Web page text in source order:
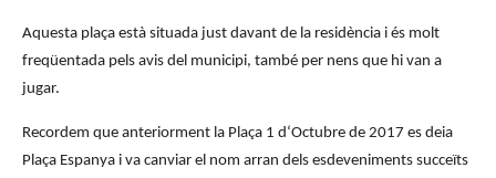
Aquesta plaça està situada just davant de la residència i és molt
freqüentada pels avis del municipi, també per nens que hi van a
jugar.
Recordem que anteriorment la Plaça 1 d ‘Octubre de 2017 es deia
Plaça Espanya i va canviar el nom arran dels esdeveniments succeïts